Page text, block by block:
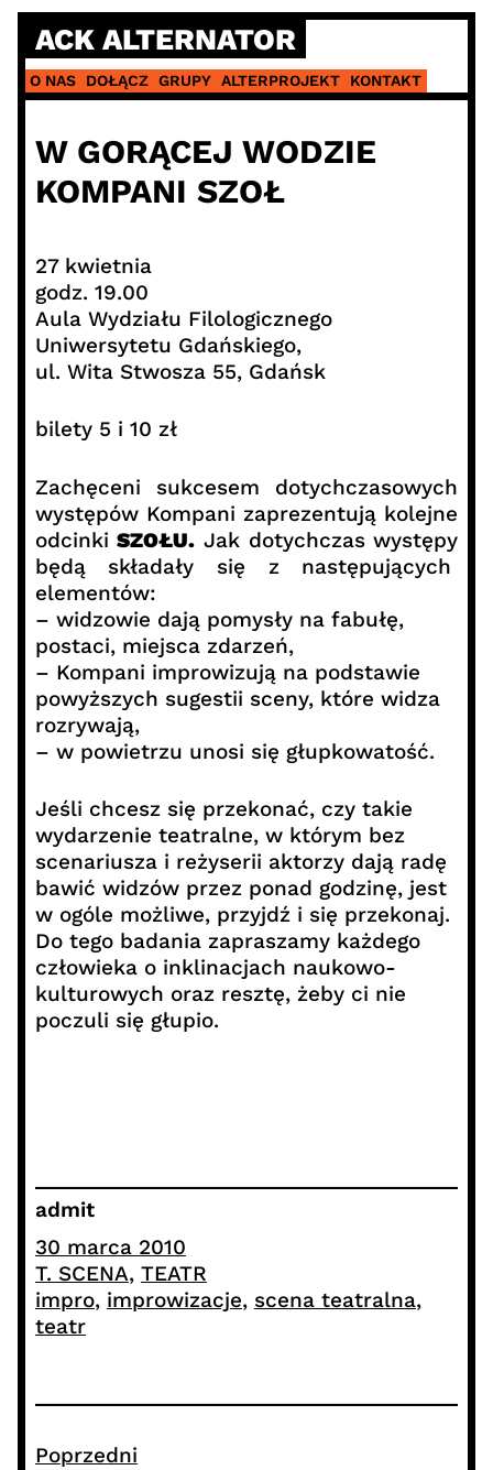
Skip
content
ACK ALTERNATOR
O NAS DOŁĄCZ GRUPY ALTERPROJEKT KONTAKT
W GORĄCEJ WODZIE
KOMPANI SZOŁ
27 kwietnia
godz. 19.00
Aula Wydziału Filologicznego
Uniwersytetu Gdańskiego,
ul. Wita Stwosza 55, Gdańsk
bilety 5 i 10 zł
Zachęceni sukcesem dotychczasowych
występów Kompani zaprezentują kolejne
odcinkiSZOŁU. Jak dotychczas występy
będą składały się z następujących
elementów:
– widzowie dają pomysły na fabułę,
postaci, miejsca zdarzeń,
– Kompani improwizują na podstawie
powyższych sugestii sceny, które widza
rozrywają,
– w powietrzu unosi się głupkowatość.
Jeśli chcesz się przekonać, czy takie
wydarzenie teatralne, w którym bez
scenariusza i reżyserii aktorzy dają radę
bawić widzów przez ponad godzinę, jest
w ogóle możliwe, przyjdź i się przekonaj.
Do tego badania zapraszamy każdego
człowieka o inklinacjach naukowo-
kulturowych oraz resztę, żeby ci nie
poczuli się głupio.
admit
30 marca 2010
T. SCENA, TEATR
impro, improwizacje, scena teatralna ,
teatr
Poprzedni